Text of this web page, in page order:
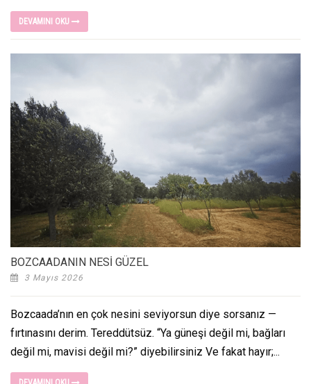
DEVAMINI OKU
BOZCAADANIN NESİ GÜZEL
3 Mayıs 2026
Bozcaada’nın en çok nesini seviyorsun diye sorsanız —
fırtınasını derim. Tereddütsüz. “Ya güneşi değil mi, bağları
değil mi, mavisi değil mi?” diyebilirsiniz Ve fakat hayır;...